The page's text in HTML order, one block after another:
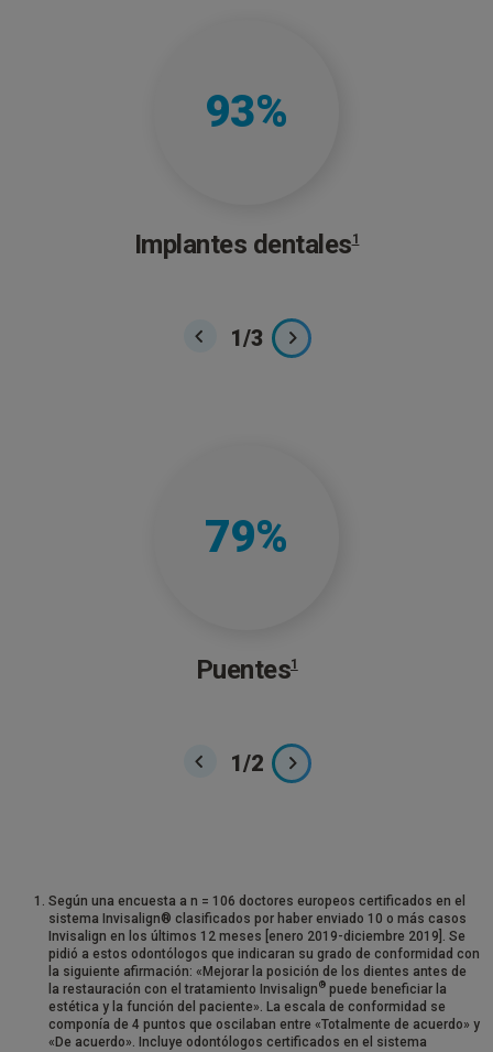
93%
Implantes dentales1
1/3
79%
Puentes1
1/2
Según una encuesta a n = 106 doctores europeos certificados en el
sistema Invisalign® clasificados por haber enviado 10 o más casos
Invisalign en los últimos 12 meses [enero 2019-diciembre 2019]. Se
pidió a estos odontólogos que indicaran su grado de conformidad con
la siguiente afirmación: «Mejorar la posición de los dientes antes de
la restauración con el tratamiento Invisalign ® puede beneficiar la
estética y la función del paciente». La escala de conformidad se
componía de 4 puntos que oscilaban entre «Totalmente de acuerdo» y
«De acuerdo». Incluye odontólogos certificados en el sistema